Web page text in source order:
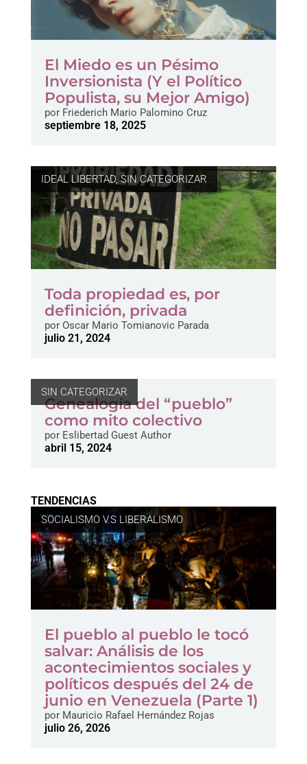
El Miedo es un Pésimo
Inversionista (Y el Político
Populista, su Mejor Amigo)
porFriederich Mario Palomino Cruz
septiembre 18, 2025
IDEAL LIBERTAD,SIN CATEGORIZAR
Toda propiedad es, por
definición, privada
porOscar Mario Tomianovic Parada
julio 21, 2024
SIN CATEGORIZAR
Genealogía del “pueblo”
como mito colectivo
porEslibertad Guest Author
abril 15, 2024
TENDENCIAS
SOCIALISMO V.S LIBERALISMO
El pueblo al pueblo le tocó
salvar: Análisis de los
acontecimientos sociales y
políticos después del 24 de
junio en Venezuela (Parte 1)
porMauricio Rafael Hernández Rojas
julio 26, 2026